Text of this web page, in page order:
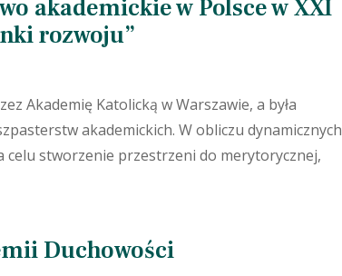
akademickie w Polsce w XXI
rozwoju”
Akademię Katolicką w Warszawie, a była
akademickich. W obliczu dynamicznych
celu stworzenie przestrzeni do merytorycznej,
Duchowości